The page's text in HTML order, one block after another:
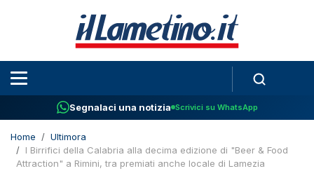
Segnalaci una notizia Scrivici su WhatsApp
Home
Ultimora
I Birrifici della Calabria alla decima edizione di "Beer & Food
Attraction" a Rimini, tra premiati anche locale di Lamezia